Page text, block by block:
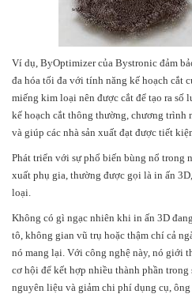
Ví dụ, ByOptimizer của Bystronic đảm
đa hóa tối đa với tính năng kế hoạch cắt
miếng kim loại nên được cắt để tạo ra số
kế hoạch cắt thông thường, chương trình
và giúp các nhà sản xuất đạt được tiết
Phát triển với sự phổ biến bùng nổ trong
xuất phụ gia, thường được gọi là in ấn
loại.
Không có gì ngạc nhiên khi in ấn 3D
tô, không gian vũ trụ hoặc thậm chí cả
nó mang lại. Với công nghệ này, nó giới
cơ hội để kết hợp nhiều thành phần
nguyên liệu và giảm chi phí dụng cụ, ông